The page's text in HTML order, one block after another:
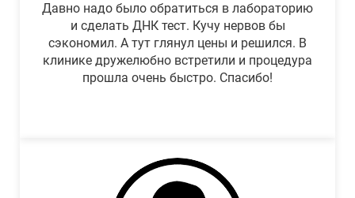
Давно надо было обратиться в лабораторию
и сделать ДНК тест. Кучу нервов бы
сэкономил. А тут глянул цены и решился. В
клинике дружелюбно встретили и процедура
прошла очень быстро. Спасибо!